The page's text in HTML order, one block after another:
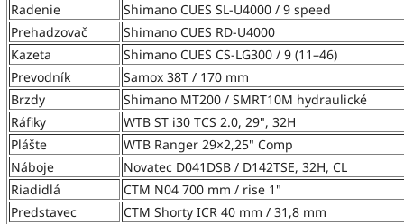
Radenie
Shimano CUES SL‑U4000 / 9 speed
Prehadzovač
Shimano CUES RD‑U4000
Kazeta
Shimano CUES CS‑LG300 / 9 (11–46)
Prevodník
Samox 38T / 170 mm
Brzdy
Shimano MT200 / SMRT10M hydraulické
Ráfiky
WTB ST i30 TCS 2.0, 29", 32H
Plášte
WTB Ranger 29×2,25" Comp
Náboje
Novatec D041DSB / D142TSE, 32H, CL
Riadidlá
CTM N04 700 mm / rise 1"
Predstavec
CTM Shorty ICR 40 mm / 31,8 mm